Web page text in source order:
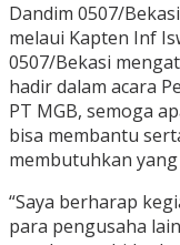
Dandim 0507/
melaui Kapten Inf
0507/Bekasi
hadir dalam acara
PT MGB, semoga
bisa membantu
membutuhkan
“Saya berharap
para pengusaha